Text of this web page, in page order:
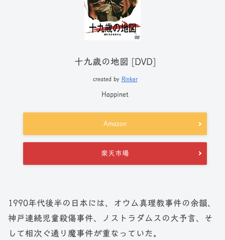
十九歳の地図 [DVD]
created by Rinker
Happinet
Amazon
楽天市場
1990年代後半の日本には、オウム真理教事件の余韻、
神戸連続児童殺傷事件、ノストラダムスの大予言、そ
して相次ぐ通り魔事件が重なっていた。